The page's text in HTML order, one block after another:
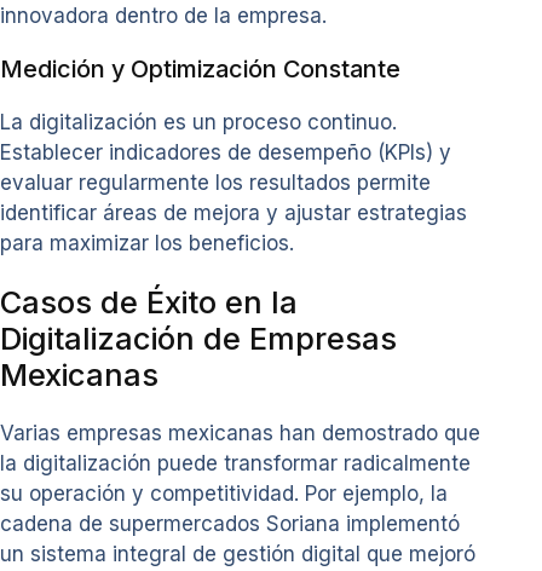
innovadora dentro de la empresa.
Medición y Optimización Constante
La digitalización es un proceso continuo.
Establecer indicadores de desempeño (KPIs) y
evaluar regularmente los resultados permite
identificar áreas de mejora y ajustar estrategias
para maximizar los beneficios.
Casos de Éxito en la
Digitalización de Empresas
Mexicanas
Varias empresas mexicanas han demostrado que
la digitalización puede transformar radicalmente
su operación y competitividad. Por ejemplo, la
cadena de supermercados Soriana implementó
un sistema integral de gestión digital que mejoró